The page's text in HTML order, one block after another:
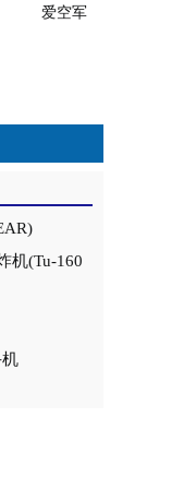
！ 爱空军
机(Tu-160